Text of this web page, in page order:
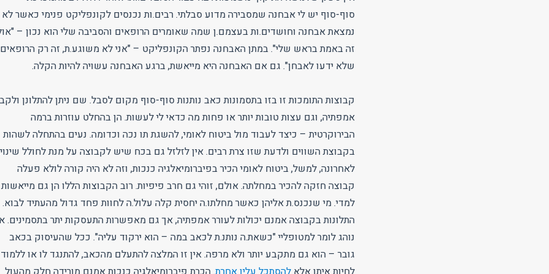
סוף-סוף יש לי אבחנה שמסבירה מדוע סבלתי. רבים.ות נכנסים לקונפליקט פנימי כאשר לא
נמצאת אבחנה וחושדים.ות בעצמם.ן שמה שאומרים הרופאים והסביבה שלי הוא נכון –
זה באמת בראש שלי". במתן האבחנה נפתר הקונפליקט – "אני לא משוגע.ת, זה רק הרופאים
שלא ידעו לאבחן". גם אם האבחנה היא מייאשת, ברגע האבחנה עשויה להיות הקלה.
קבוצות התומכות זו בזו בתסמונות כאב נותנות סוף-סוף מקום לסבל. שם ניתן להתלונן
אמפתיה, וגם עצות טובות יותר או פחות מה כדאי לי לעשות. הן בהחלט עוזרות ברמה
הבירוקרטית – כיצד לעבוד מול ביטוח לאומי, להשגת תו נכה וכדומה. נעים בהתחלה לשהות
בקבוצת השווים ולדעת שזו צרת רבים. אין לזלזל גם בכח שיש לקבוצה על מנת לחולל
לאחרונה, למשל, ביטוח לאומי הכיר בפיברומיאלגיה כנכות, וזה לא היה קורה לולא פעלה
קבוצה חזקה להכיר במחלתה. אולם, זוהי גם חרב פיפיות. רוב הקבוצות הללו הן גם מייאשות
למדי. מי שנכנס.ת אליהן כאשר מחלתו.ה יחסית קלה עלול.ה לחוות פחד גדול מהעתיד לבוא.
התלונות בקבוצה אמנם יכולות לעורר אמפתיה, אך גם מאפשרות התעסקות יתר בתסמינים.
נוהג לומר למטופליי "כשאת.ה נותנ.ת לכאב במה – הוא ירקוד עליה". ככל שהעיסוק בכאב
גובר – הוא גם מתקבע יותר ולא מרפה. אין זו המלצה להתעלם מהכאב, להתנגד לו או ללמוד